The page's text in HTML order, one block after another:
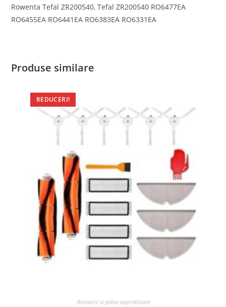
Rowenta Tefal ZR200540, Tefal ZR200540 RO6477EA
RO6455EA RO6441EA RO6383EA RO6331EA
Produse similare
REDUCERI!
Accesorii si piese aspiratoare